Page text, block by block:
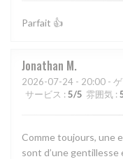
Parfait 👍
Jonathan M
2026-07-24 - 20:00 -
サービス : 5/5 雰囲気 :
Comme toujours, une
sont d’une gentillesse